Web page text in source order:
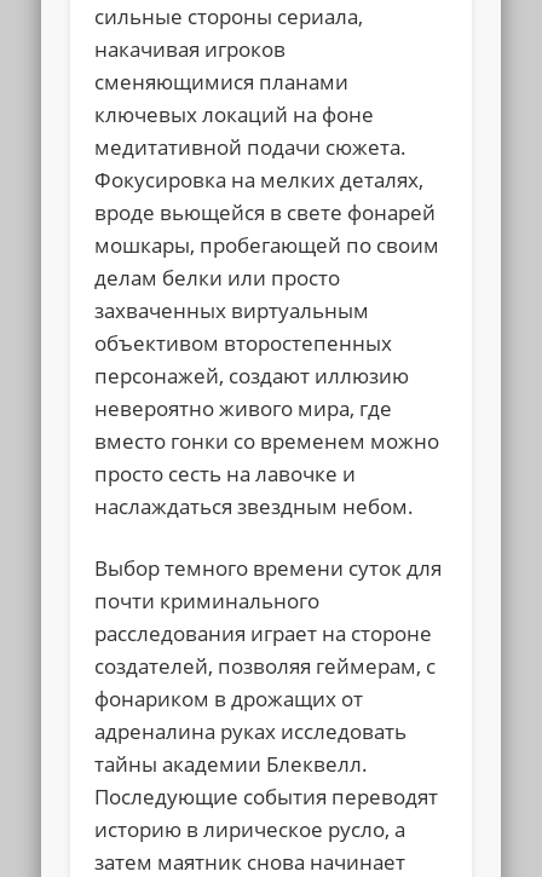
сильные стороны сериала,
накачивая игроков
сменяющимися планами
ключевых локаций на фоне
медитативной подачи сюжета.
Фокусировка на мелких деталях,
вроде вьющейся в свете фонарей
мошкары, пробегающей по своим
делам белки или просто
захваченных виртуальным
объективом второстепенных
персонажей, создают иллюзию
невероятно живого мира, где
вместо гонки со временем можно
просто сесть на лавочке и
наслаждаться звездным небом.
Выбор темного времени суток для
почти криминального
расследования играет на стороне
создателей, позволяя геймерам, с
фонариком в дрожащих от
адреналина руках исследовать
тайны академии Блеквелл.
Последующие события переводят
историю в лирическое русло, а
затем маятник снова начинает